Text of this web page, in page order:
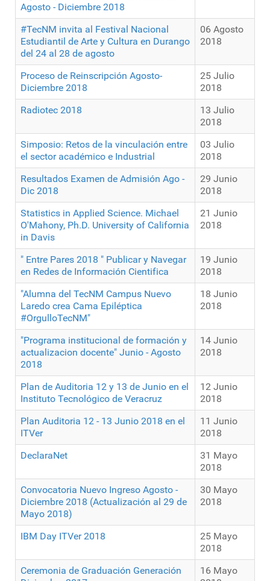
Agosto - Diciembre 2018
#TecNM invita al Festival Nacional
Estudiantil de Arte y Cultura en Durango
del 24 al 28 de agosto
06 Agosto
2018
Proceso de Reinscripción Agosto-
Diciembre 2018
25 Julio
2018
Radiotec 2018
13 Julio
2018
Simposio: Retos de la vinculación entre
el sector académico e Industrial
03 Julio
2018
Resultados Examen de Admisión Ago -
Dic 2018
29 Junio
2018
Statistics in Applied Science. Michael
O'Mahony, Ph.D. University of California
in Davis
21 Junio
2018
" Entre Pares 2018 " Publicar y Navegar
en Redes de Información Cientifica
19 Junio
2018
"Alumna del TecNM Campus Nuevo
Laredo crea Cama Epiléptica
#OrgulloTecNM"
18 Junio
2018
"Programa institucional de formación y
actualizacion docente" Junio - Agosto
2018
14 Junio
2018
Plan de Auditoria 12 y 13 de Junio en el
Instituto Tecnológico de Veracruz
12 Junio
2018
Plan Auditoria 12 - 13 Junio 2018 en el
ITVer
11 Junio
2018
DeclaraNet
31 Mayo
2018
Convocatoria Nuevo Ingreso Agosto -
Diciembre 2018 (Actualización al 29 de
Mayo 2018)
30 Mayo
2018
IBM Day ITVer 2018
25 Mayo
2018
Ceremonia de Graduación Generación
16 Mayo